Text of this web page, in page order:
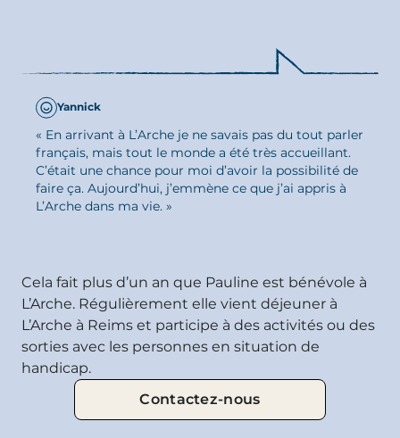
Yannick
« En arrivant à L’Arche je ne savais pas du tout parler
français, mais tout le monde a été très accueillant.
C’était une chance pour moi d’avoir la possibilité de
faire ça. Aujourd’hui, j’emmène ce que j’ai appris à
L’Arche dans ma vie. »
UN BÉNÉVOLAT
QUI FAVORISE
L'INCLUSION
Cela fait plus d’un an que Pauline est bénévole à
L’Arche. Régulièrement elle vient déjeuner à
L’Arche à Reims et participe à des activités ou des
sorties avec les personnes en situation de
handicap.
Contactez-nous